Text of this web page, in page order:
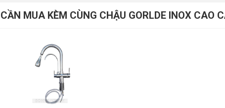
MUA KÈM CÙNG CHẬU GORLDE INOX CAO